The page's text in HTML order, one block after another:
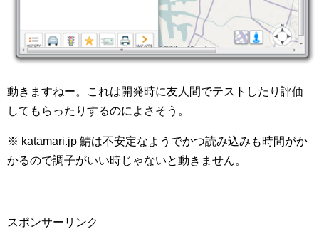
動きますねー。これは開発時に友人間でテストしたり評価
してもらったりするのによさそう。
※ katamari.jp 鯖は不安定なようでかつ読み込みも時間がか
かるので調子がいい時じゃないと動きません。
スポンサーリンク